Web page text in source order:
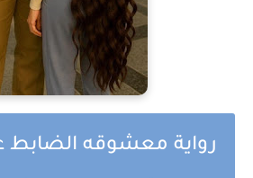
رواية معشوقه الضابط